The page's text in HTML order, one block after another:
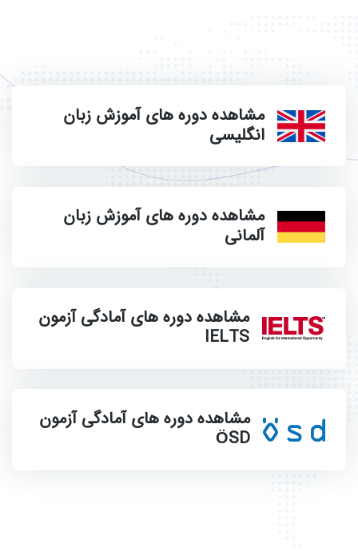
مشاهده دوره های آموزش زبان
انگلیسی
مشاهده دوره های آموزش زبان
آلمانی
مشاهده دوره های آمادگی آزمون
IELTS
مشاهده دوره های آمادگی آزمون
ÖSD